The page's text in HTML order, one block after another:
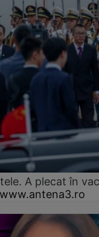
A plecat în
www.antena3.ro